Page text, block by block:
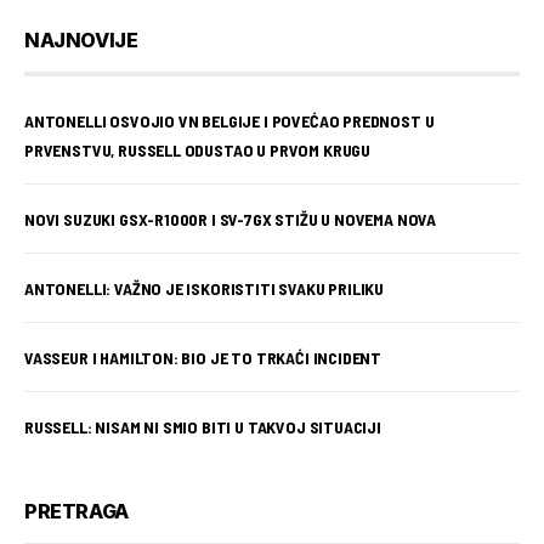
NAJNOVIJE
ANTONELLI OSVOJIO VN BELGIJE I POVEĆAO PREDNOST U
PRVENSTVU, RUSSELL ODUSTAO U PRVOM KRUGU
NOVI SUZUKI GSX-R1000R I SV-7GX STIŽU U NOVEMA NOVA
ANTONELLI: VAŽNO JE ISKORISTITI SVAKU PRILIKU
VASSEUR I HAMILTON: BIO JE TO TRKAĆI INCIDENT
RUSSELL: NISAM NI SMIO BITI U TAKVOJ SITUACIJI
PRETRAGA